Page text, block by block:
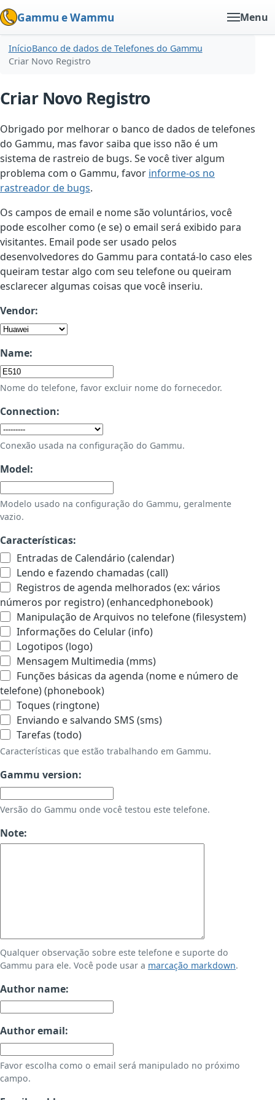
Gammu e Wammu Menu
InícioBanco de dados de Telefones do Gammu
Criar Novo Registro
Criar Novo Registro
Obrigado por melhorar o banco de dados de telefones
do Gammu, mas favor saiba que isso não é um
sistema de rastreio de bugs. Se você tiver algum
problema com o Gammu, favor informe-os no
rastreador de bugs.
Os campos de email e nome são voluntários, você
pode escolher como (e se) o email será exibido para
visitantes. Email pode ser usado pelos
desenvolvedores do Gammu para contatá-lo caso eles
queiram testar algo com seu telefone ou queiram
esclarecer algumas coisas que você inseriu.
Vendor:
Name:
Nome do telefone, favor excluir nome do fornecedor.
Connection:
Conexão usada na configuração do Gammu.
Model:
Modelo usado na configuração do Gammu, geralmente
vazio.
Características:
Entradas de Calendário (calendar)
Lendo e fazendo chamadas (call)
Registros de agenda melhorados (ex: vários
números por registro) (enhancedphonebook)
Manipulação de Arquivos no telefone (filesystem)
Informações do Celular (info)
Logotipos (logo)
Mensagem Multimedia (mms)
Funções básicas da agenda (nome e número de
telefone) (phonebook)
Toques (ringtone)
Enviando e salvando SMS (sms)
Tarefas (todo)
Características que estão trabalhando em Gammu.
Gammu version:
Versão do Gammu onde você testou este telefone.
Note:
Qualquer observação sobre este telefone e suporte do
Gammu para ele. Você pode usar a marcação markdown.
Author name:
Author email:
Favor escolha como o email será manipulado no próximo
campo.